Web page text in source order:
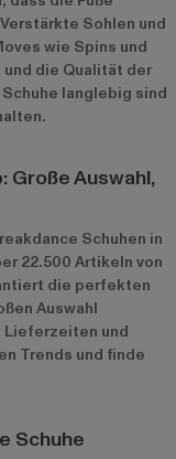
Sohlen und
wie Spins und
die Qualität der
langlebig sind
Große Auswahl,
Schuhen in
22.500 Artikeln von
die perfekten
Auswahl
und
Trends und finde
Schuhe